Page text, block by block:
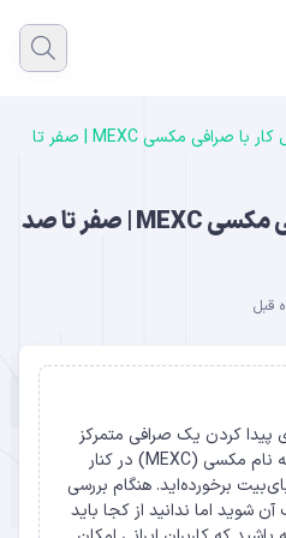
آموزش کامل کار با صرافی مکسی MEXC | صفر تا
آموزش کامل کار با صرافی مکسی MEXC | صفر تا صد
پیدا کردن یک صرافی متمرکز
(CEX) قابل اعتماد خارجی، به نام مکسی (MEXC) در کنار
برخورده‌اید. هنگام بررسی
شوید اما ندانید از کجا باید